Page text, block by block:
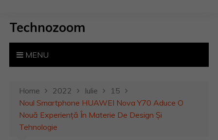
Technozoom
MENU
Home 2022 Iulie
15
Noul Smartphone HUAWEI Nova Y70 Aduce O
Nouă Experiență În Materie De Design Și
Tehnologie